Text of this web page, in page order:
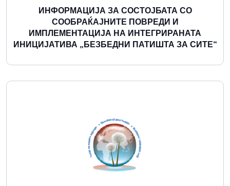
ИНФОРМАЦИЈА ЗА СОСТОЈБАТА СО
СООБРАЌАЈНИТЕ ПОВРЕДИ И
ИМПЛЕМЕНТАЦИЈА НА ИНТЕГРИРАНАТА
ИНИЦИЈАТИВА „БЕЗБЕДНИ ПАТИШТА ЗА СИТЕ“
Повеќе